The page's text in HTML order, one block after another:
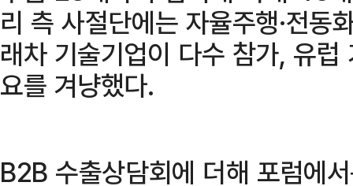
리 측 사절단에는 자율주행·전동
래차 기술기업이 다수 참가, 유
요를 겨냥했다.
B2B 수출상담회에 더해 포럼에